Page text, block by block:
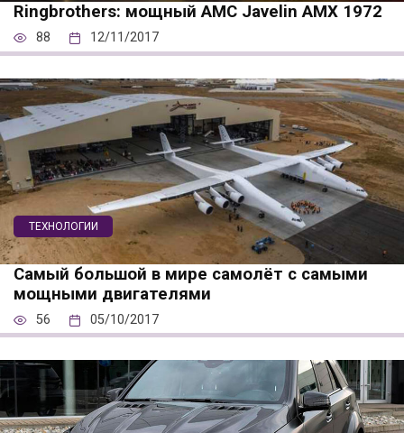
Ringbrothers: мощный AMC Javelin AMX 1972
88 12/11/2017
ТЕХНОЛОГИИ
Самый большой в мире самолёт с самыми
мощными двигателями
56 05/10/2017